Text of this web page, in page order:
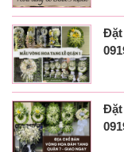
Đặt
Đặt